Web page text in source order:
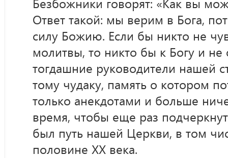
Ответ такой: мы верим в Бога,
силу Божию. Если бы никто не
молитвы, то никто бы к Богу и не
тогдашние руководители нашей
тому чудаку, память о котором
только анекдотами и больше
время, чтобы еще раз
был путь нашей Церкви, в том
половине XX века.